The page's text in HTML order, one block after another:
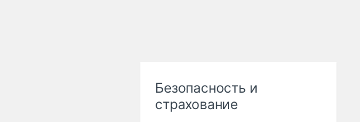
Безопасность и
страхование